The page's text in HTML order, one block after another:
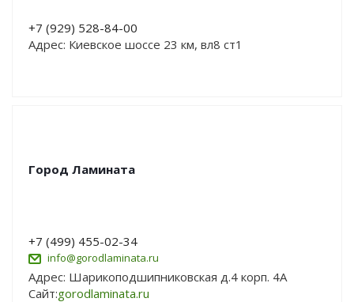
+7 (929) 528-84-00
Адрес: Киевское шоссе 23 км, вл8 ст1
Город Ламината
+7 (499) 455-02-34
info@gorodlaminata.ru
Адрес: Шарикоподшипниковская д.4 корп. 4А
Сайт:gorodlaminata.ru